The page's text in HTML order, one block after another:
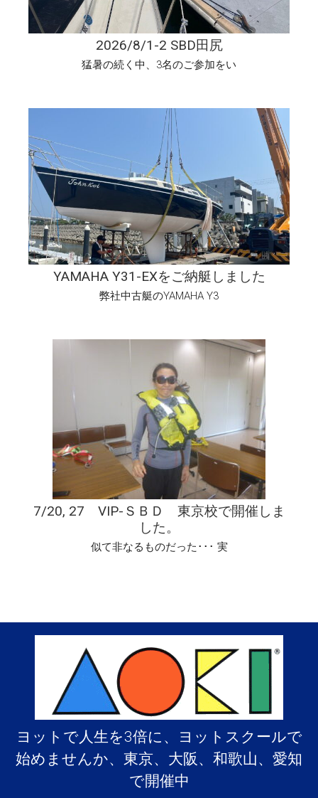
2026/8/1-2 SBD田尻
猛暑の続く中、3名のご参加をい
YAMAHA Y31-EXをご納艇しました
弊社中古艇のYAMAHA Y3
7/20, 27 VIP-ＳＢＤ 東京校で開催しま
した。
似て非なるものだった･･･ 実
ヨットで人生を3倍に、ヨットスクールで
始めませんか、東京、大阪、和歌山、愛知
で開催中